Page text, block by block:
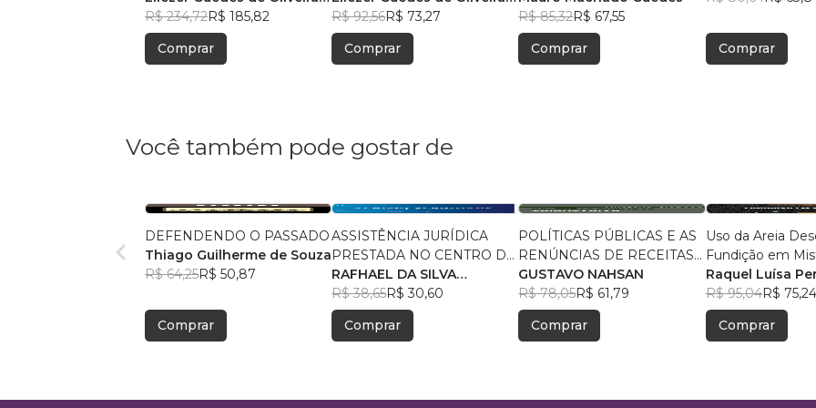
Junior
R$ 234,72R$ 185,82
Comprar
Junior
R$ 92,56R$ 73,27
Comprar
R$ 85,32R$ 67,55
Comprar
Comprar
Você também pode gostar de
DEFENDENDO O PASSADO
Thiago Guilherme de Souza
R$ 64,25R$ 50,87
Comprar
ASSISTÊNCIA JURÍDICA
PRESTADA NO CENTRO DE
REFERÊNCIA
ESPECIALIZADO DE
ASSISTÊNCIA SOCIAL–
CREAS
RAFHAEL DA SILVA
PETRÔNIO
R$ 38,65R$ 30,60
Comprar
POLÍTICAS PÚBLICAS E AS
RENÚNCIAS DE RECEITAS
TRIBUTÁRIAS
GUSTAVO NAHSAN
R$ 78,05R$ 61,79
Comprar
Uso da Areia
Fundição em
Asfálticas:
Raquel Luísa
R$ 95,04R$ 75,24
Comprar